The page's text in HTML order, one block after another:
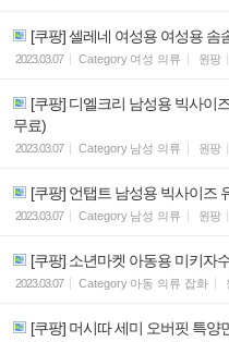
[쿠팡] 셀레네 여성용 여성용 솜
2023.03.07 Category 여성 의류 원팡
[쿠팡] 디엘크리 남성용 빅사이
무료)
2023.03.07 Category 남성 의류 원팡
[쿠팡] 언탭트 남성용 빅사이즈
2023.03.07 Category 남성 의류 원팡
[쿠팡] 소년마켓 아동용 미키자
2023.03.07 Category 아동 의류 잡화
[쿠팡] 머시따 세미 오버핏 특양